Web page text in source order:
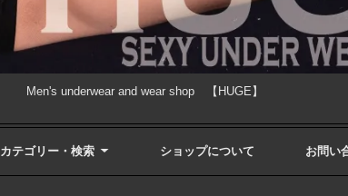
Men's underwear and wear shop 【HUGE】
カテゴリー・検索 ショップについて お問い